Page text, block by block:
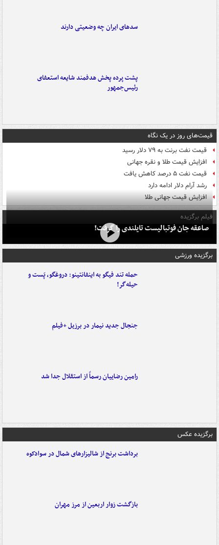
سدهای ایران چه وضعیتی دارند
پشت پرده پخش هدفمند شایعه استعفای
رئیس‌جمهور
قیمت‌های روز در یک نگاه
قیمت نفت برنت به ۷۹ دلار رسید
افزایش قیمت طلا و نقره جهانی
قیمت نفت ۵ درصد کاهش یافت
رشد آرام دلار ادامه دارد
افزایش قیمت جهانی طلا
فیلم برگزیده
صاعقه جان فوتبالیست تایلندی را گرفت!
برگزیده ورزشی
حمله تند فیگو به اینفانتینو: دروغگو، پَست‌ و
حیله‌گر!
جنجال جدید نیمار در برزیل +فیلم
رامین رضاییان رسماً از استقلال جدا شد
برگزیده عکس
برداشت برنج از شالیزارهای شمال در سوادکوه
بازگشت زوار اربعین از مرز مهران